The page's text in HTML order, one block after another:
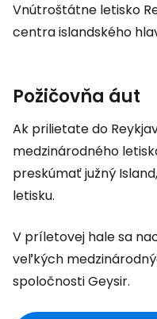
Vnútroštátne letisko
centra islandského
Požičovňa áut
Ak prilietate do
medzinárodného
preskúmať južný
letisku.
V príletovej hale sa
veľkých
spoločnosti Geysir.